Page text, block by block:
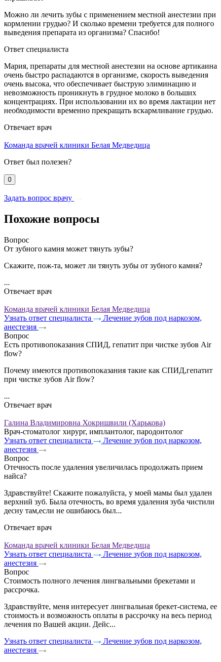
Можно ли лечить зубы с применением местной анестезии при
кормлении грудью? И сколько времени требуется для полного
выведения препарата из организма? Спасибо!
Ответ специалиста
Мария, препараты для местной анестезии на основе артикаина
очень быстро распадаются в организме, скорость выведения
очень высока, что обеспечивает быструю элиминацию и
невозможность проникнуть в грудное молоко в больших
концентрациях. При использовании их во время лактации нет
необходимости временно прекращать вскармливание грудью.
Отвечает врач
Команда врачей клиники Белая Медведица
Ответ был полезен?
0
Задать вопрос врачу
Похожие вопросы
Вопрос
От зубного камня может тянуть зубы?
Скажите, пож-та, может ли тянуть зубы от зубного камня?
...
Отвечает врач
Команда врачей клиники Белая Медведица
Узнать ответ специалиста
Лечение зубов под наркозом,
анестезия
Вопрос
Есть противопоказания СПИД, гепатит при чистке зубов Air
flow?
Почему имеются противопоказания такие как СПИД,гепатит
при чистке зубов Air flow?
...
Отвечает врач
Галина Владимировна Хокришвили (Харькова)
Врач-стоматолог хирург, имплантолог, пародонтолог
Узнать ответ специалиста
Лечение зубов под наркозом,
анестезия
Вопрос
Отечность после удаления увеличилась продолжать прием
найса?
Здравствуйте! Скажите пожалуйста, у моей мамы был удален
верхний зуб. Была отечность, во время удаления зуба чистили
десну там,если не ошибаюсь был...
Отвечает врач
Команда врачей клиники Белая Медведица
Узнать ответ специалиста
Лечение зубов под наркозом,
анестезия
Вопрос
Стоимость полного лечения лингвальными брекетами и
рассрочка.
Здравствуйте, меня интересует лингвальная брекет-система, ее
стоимость и возможность оплаты в рассрочку на весь период
лечения по Вашей акции. Дейс...
Узнать ответ специалиста
Лечение зубов под наркозом,
анестезия